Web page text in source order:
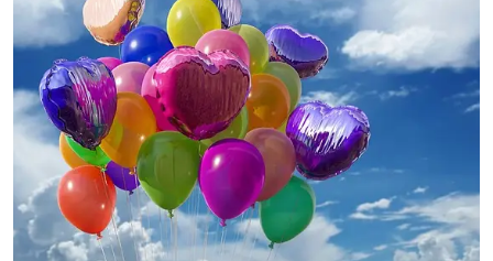
14 avril 2026 SEO Google Maps Paris : 4 éléments clés
puissants
16 juillet 2026 Pourquoi faire confiance à ADC sécurité
pour la protection de vos biens et de vos proches ?